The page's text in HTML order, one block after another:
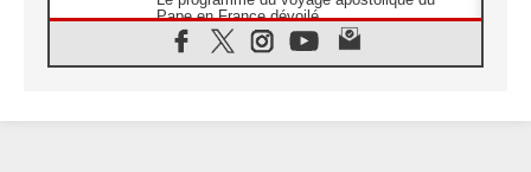
Pape en France dévoilé
07.08.2026
1ère Conférence continentale sur l'éducation